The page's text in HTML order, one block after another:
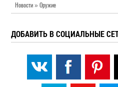
Новости » Оружие
ДОБАВИТЬ В СОЦИАЛЬНЫЕ